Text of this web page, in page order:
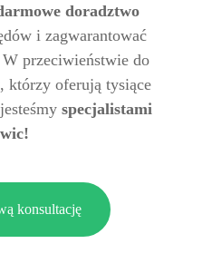
doradztwo
i zagwarantować
przeciwieństwie do
, którzy oferują tysiące
specjalistami
konsultację